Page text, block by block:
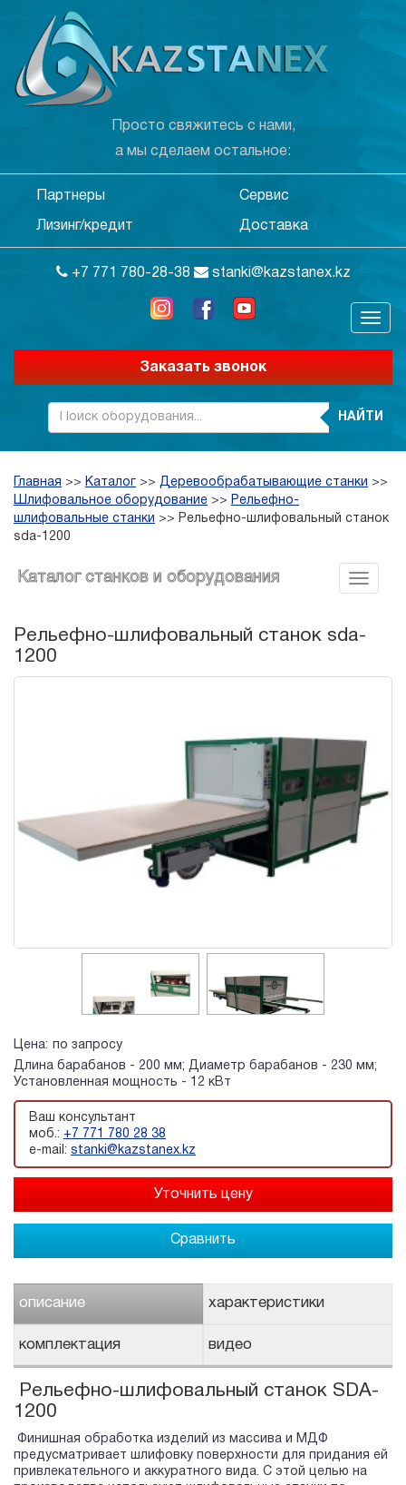
Просто свяжитесь с нами,
а мы сделаем остальное:
Партнеры Сервис
Лизинг/кредит Доставка
+7 771 780-28-38 stanki@kazstanex.kz
Заказать звонок
НАЙТИ
Главная >> Каталог >> Деревообрабатывающие станки >>
Шлифовальное оборудование >> Рельефно-
шлифовальные станки >> Рельефно-шлифовальный станок
sda-1200
Каталог станков и оборудования
Рельефно-шлифовальный станок sda-
1200
Цена:
по запросу
Длина барабанов - 200 мм; Диаметр барабанов - 230 мм;
Установленная мощность - 12 кВт
Ваш консультант
моб.: +7 771 780 28 38
e-mail: stanki@kazstanex.kz
Сравнить
описание характеристики
комплектация видео
Рельефно-шлифовальный станок SDA-
1200
Финишная обработка изделий из массива и МДФ
предусматривает шлифовку поверхности для придания ей
привлекательного и аккуратного вида. С этой целью на